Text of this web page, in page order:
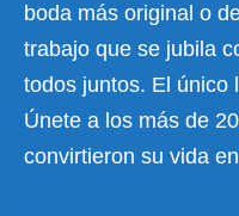
boda más original o
trabajo que se jubila
todos juntos. El único
Únete a los más de
convirtieron su vida